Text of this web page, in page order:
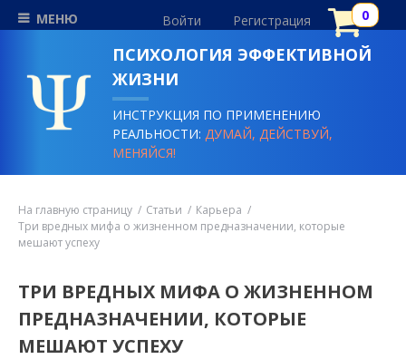
МЕНЮ Войти Регистрация
ПСИХОЛОГИЯ ЭФФЕКТИВНОЙ
ЖИЗНИ
ИНСТРУКЦИЯ ПО ПРИМЕНЕНИЮ
РЕАЛЬНОСТИ:ДУМАЙ, ДЕЙСТВУЙ,
МЕНЯЙСЯ!
На главную страницу Статьи
Карьера
Три вредных мифа о жизненном предназначении, которые
мешают успеху
ТРИ ВРЕДНЫХ МИФА О ЖИЗНЕННОМ
ПРЕДНАЗНАЧЕНИИ, КОТОРЫЕ
МЕШАЮТ УСПЕХУ